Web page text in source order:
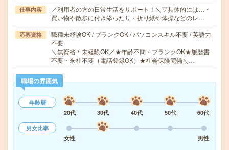
仕事内容
／利用者の方の日常生活をサポート！＼▽具体的には…・
買い物や散歩に付き添ったり・折り紙や体操などのレ…
応募資格
職種未経験OK / ブランクOK / パソコンスキル不要 / 英語力
不要
＼無資格＊未経験OK／★年齢不問・ブランクOK★履歴書
不要・来社不要（電話登録OK）★社会保険完備＼…
職場の雰囲気
年齢層
20代
30代 40代 50代
60代
男女比率
女性
男性